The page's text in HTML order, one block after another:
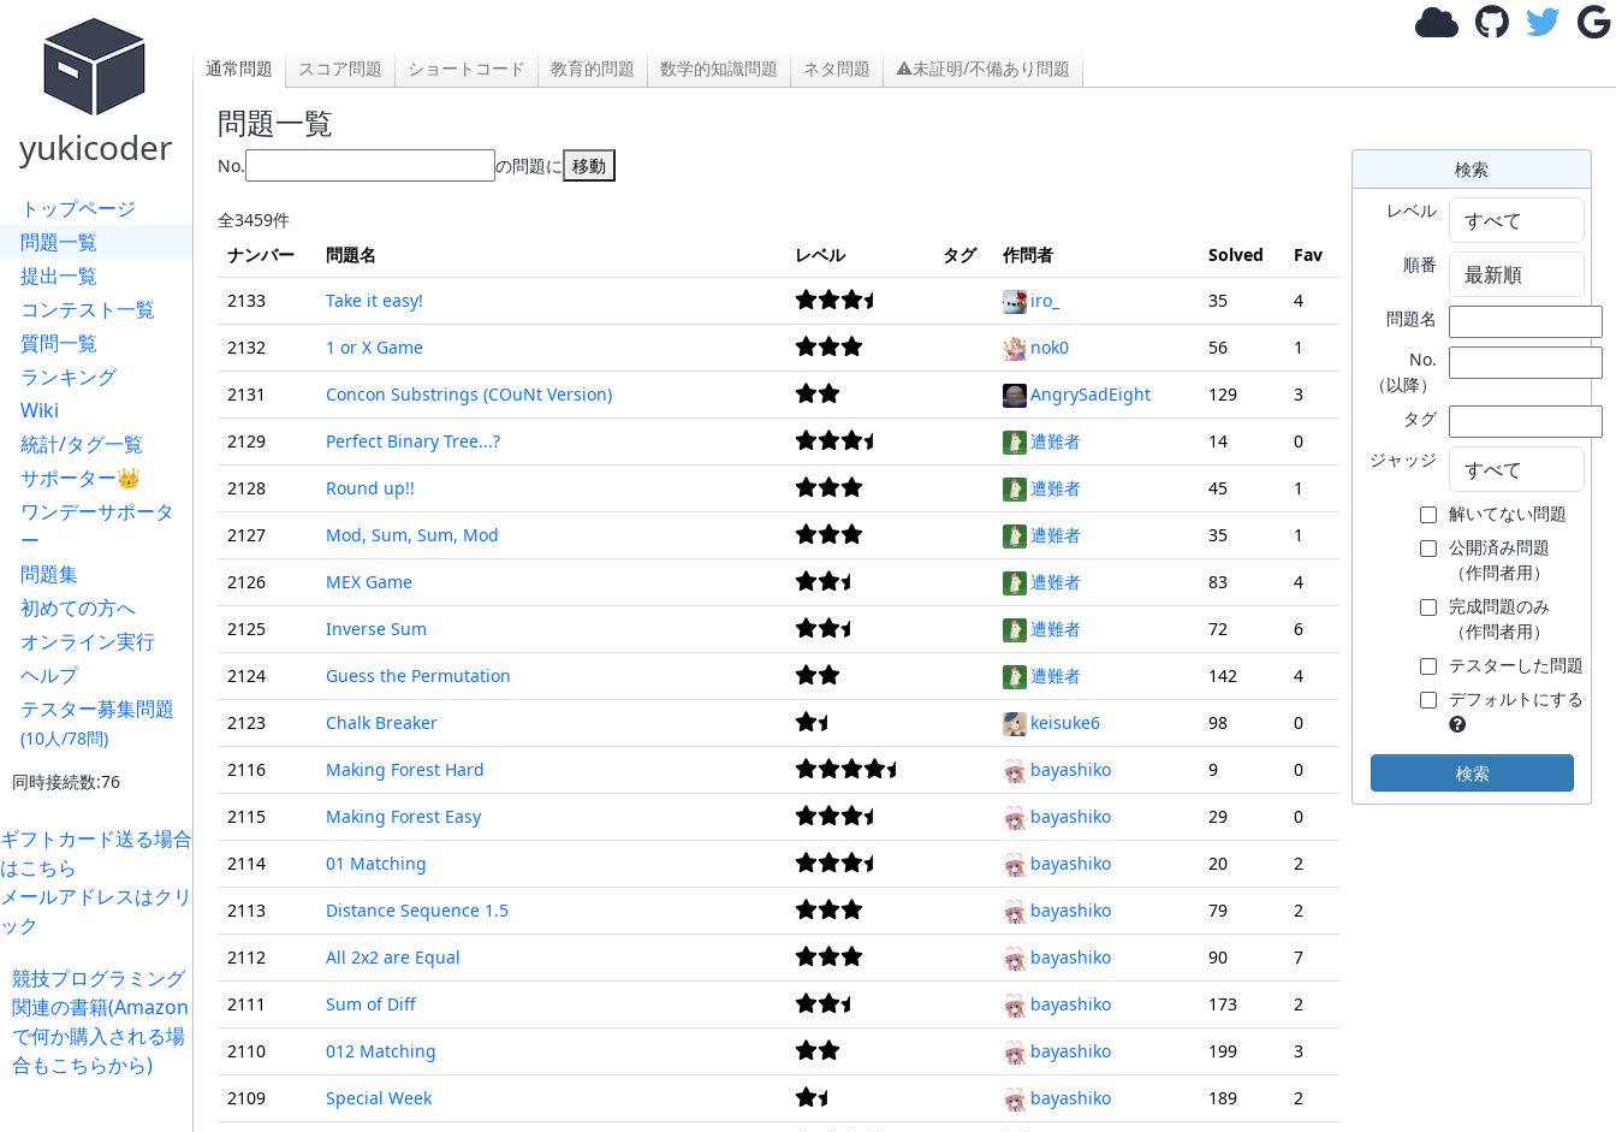
yukicoder
トップページ
問題一覧
提出一覧
コンテスト一覧
質問一覧
ランキング
Wiki
統計/タグ一覧
サポーター👑
ワンデーサポータ
ー
問題集
初めての方へ
オンライン実行
ヘルプ
テスター募集問題
(10人/78問)
同時接続数:76
ギフトカード送る場合
はこちら
メールアドレスはクリ
ック
競技プログラミング
関連の書籍(Amazon
で何か購入される場
合もこちらから)
通常問題 スコア問題 ショートコード 教育的問題 数学的知識問題 ネタ問題 ⚠未証明/不備あり問題
問題一覧
No. の問題に 移動
全3459件
ナンバー
問題名 レベル タグ 作問者 Solved
Fav
2133
Take it easy! iro_ 35 4
2132 1 or X Game nok0 56 1
2131 Concon Substrings (COuNt Version) AngrySadEight 129 3
2129 Perfect Binary Tree...? 遭難者 14 0
2128 Round up!! 遭難者 45 1
2127 Mod, Sum, Sum, Mod 遭難者 35 1
2126 MEX Game 遭難者 83 4
2125 Inverse Sum 遭難者 72 6
2124 Guess the Permutation 遭難者 142 4
2123 Chalk Breaker keisuke6 98 0
2116 Making Forest Hard bayashiko 9 0
2115 Making Forest Easy bayashiko 29 0
2114 01 Matching bayashiko 20 2
2113 Distance Sequence 1.5 bayashiko 79 2
2112 All 2x2 are Equal bayashiko 90 7
2111 Sum of Diff bayashiko 173 2
2110 012 Matching bayashiko 199 3
2109 Special Week bayashiko 189 2
検索
レベル
順番
問題名
No.
（以降）
タグ
ジャッジ
解いてない問題
公開済み問題
（作問者用）
完成問題のみ
（作問者用）
テスターした問題
デフォルトにする